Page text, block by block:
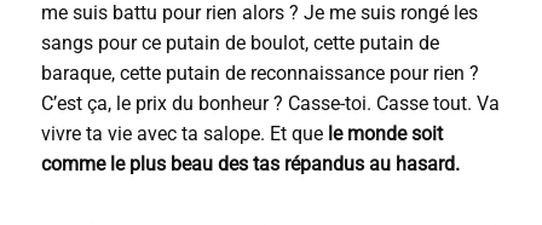
me suis battu pour rien alors ? Je me suis rongé les
sangs pour ce putain de boulot, cette putain de
baraque, cette putain de reconnaissance pour rien ?
C’est ça, le prix du bonheur ? Casse-toi. Casse tout. Va
vivre ta vie avec ta salope. Et que le monde soit
comme le plus beau des tas répandus au hasard.